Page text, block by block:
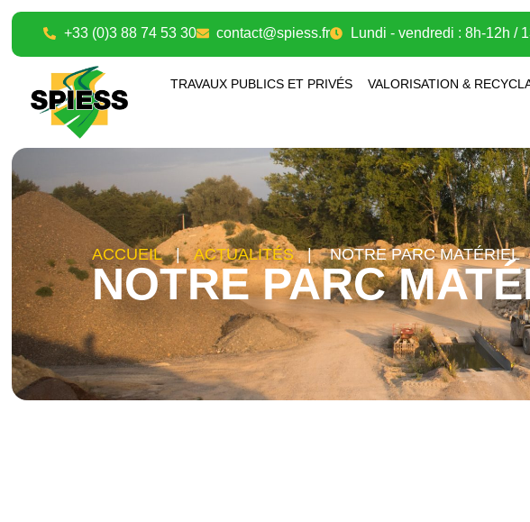
+33 (0)3 88 74 53 30 contact@spiess.fr Lundi - vendredi : 8h-12h /
TRAVAUX PUBLICS ET PRIVÉS VALORISATION &
ACCUEIL|ACTUALITÉS|NOTRE PARC MATÉRIEL
NOTRE PARC